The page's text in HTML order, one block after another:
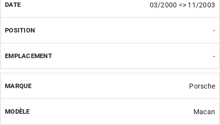
03/2000 => 11/2003
-
-
Porsche
Macan